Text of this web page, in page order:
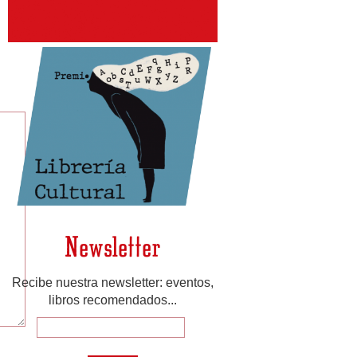
Newsletter
Recibe nuestra newsletter: eventos,
libros recomendados...